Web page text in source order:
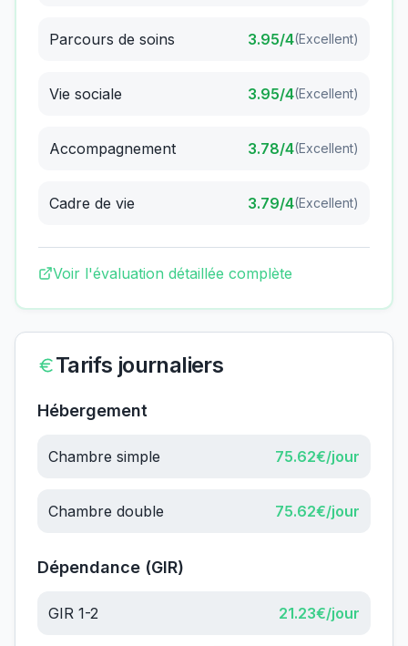
Parcours de soins 3.95/4(Excellent)
Vie sociale 3.95/4(Excellent)
Accompagnement 3.78/4(Excellent)
Cadre de vie 3.79/4(Excellent)
Voir l'évaluation détaillée complète
Tarifs journaliers
Hébergement
Chambre simple 75.62€/jour
Chambre double 75.62€/jour
Dépendance (GIR)
GIR 1-2 21.23€/jour